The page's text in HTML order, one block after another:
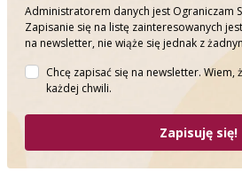
Administratorem danych jest Ograniczam
Zapisanie się na listę zainteresowanych
na newsletter, nie wiąże się jednak z
Chcę zapisać się na newsletter. Wiem,
każdej chwili.
Zapisuję się!